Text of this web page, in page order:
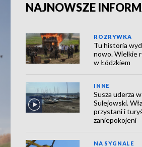
NAJNOWSZE
ROZRYWKA
Tu historia
nowo. Wielkie
w Łódzkiem
INNE
Susza uderza
Sulejowski.
przystani i
zaniepokojeni
NA SYGNALE